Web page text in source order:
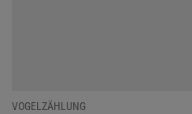
VOGELZÄHLUNG